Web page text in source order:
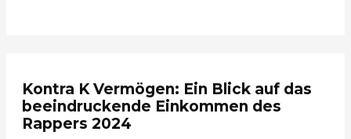
Kontra K Vermögen: Ein Blick auf das
beeindruckende Einkommen des
Rappers 2024